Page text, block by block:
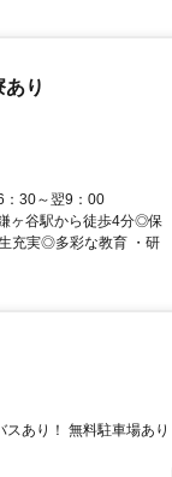
り
：30～翌9：00
ヶ谷駅から徒歩4分◎保
充実◎多彩な教育 ・研